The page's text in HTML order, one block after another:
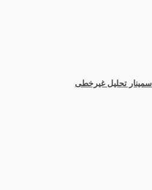
سمینار تحلیل غیرخطی